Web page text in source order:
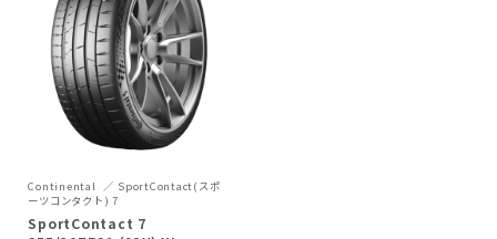
Continental
SportContact(スポ
ーツコンタクト) 7
SportContact 7